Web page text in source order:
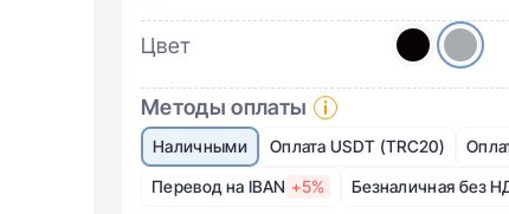
Цвет
Методы оплаты
Наличными Оплата USDT (TRC20)
Перевод на IBAN +5% Безналичная без